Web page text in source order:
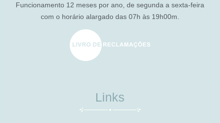
Funcionamento 12 meses por ano, de segunda a sexta-feira
com o horário alargado das 07h às 19h00m.
Links